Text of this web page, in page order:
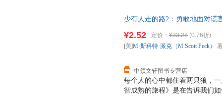
少有人走的路2：勇敢地面对谎
每个人的心中都住着两只狼，
智成熟的旅程》是在告诉我们
¥2.52 定价： ¥33.28 (0.76折)
中领文轩图书专营店
[美]M·斯科特·派克 （M.Scott Peck）